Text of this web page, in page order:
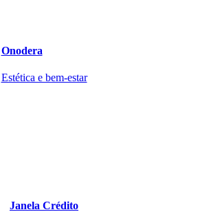
Onodera
Estética e bem-estar
Janela Crédito